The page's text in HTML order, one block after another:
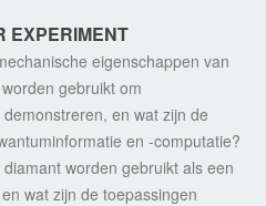
EXPERIMENT
eigenschappen van
gebruikt om
en wat zijn de
en -computatie?
worden gebruikt als een
wat zijn de toepassingen